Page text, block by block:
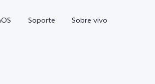
Soporte Sobre vivo